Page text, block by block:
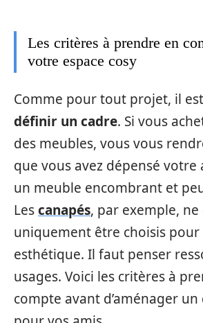
Les critères à prendre en
votre espace cosy
Comme pour tout projet, il
définir un cadre. Si vous
des meubles, vous vous
que vous avez dépensé
un meuble encombrant et
Lescanapés, par exemple,
uniquement être choisis
esthétique. Il faut penser
usages. Voici les critères à
compte avant d’aménager